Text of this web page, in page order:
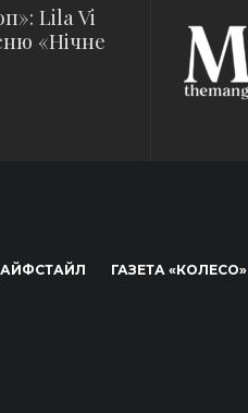
Lila Vi
«Нічне
ГАЗЕТА «КОЛЕСО»